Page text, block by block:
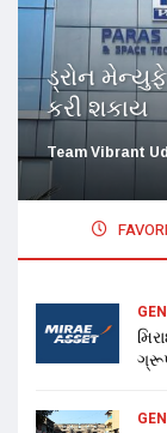
ડ્રોન
કરી શકાય
Team Vibrant